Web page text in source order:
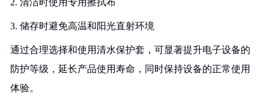
2. 清洁时使用专用擦拭布
3. 储存时避免高温和阳光直射环境
通过合理选择和使用清水保护套，可显著提升电子设备的
防护等级，延长产品使用寿命，同时保持设备的正常使用
体验。